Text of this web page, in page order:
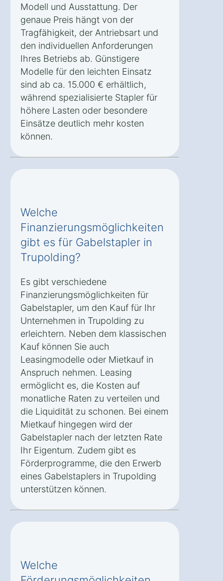
Modell und Ausstattung. Der
genaue Preis hängt von der
Tragfähigkeit, der Antriebsart und
den individuellen Anforderungen
Ihres Betriebs ab. Günstigere
Modelle für den leichten Einsatz
sind ab ca. 15.000 € erhältlich,
während spezialisierte Stapler für
höhere Lasten oder besondere
Einsätze deutlich mehr kosten
können.
Welche
Finanzierungsmöglichkeiten
gibt es für Gabelstapler in
Trupolding?
Es gibt verschiedene
Finanzierungsmöglichkeiten für
Gabelstapler, um den Kauf für Ihr
Unternehmen in Trupolding zu
erleichtern. Neben dem klassischen
Kauf können Sie auch
Leasingmodelle oder Mietkauf in
Anspruch nehmen. Leasing
ermöglicht es, die Kosten auf
monatliche Raten zu verteilen und
die Liquidität zu schonen. Bei einem
Mietkauf hingegen wird der
Gabelstapler nach der letzten Rate
Ihr Eigentum. Zudem gibt es
Förderprogramme, die den Erwerb
eines Gabelstaplers in Trupolding
unterstützen können.
Welche